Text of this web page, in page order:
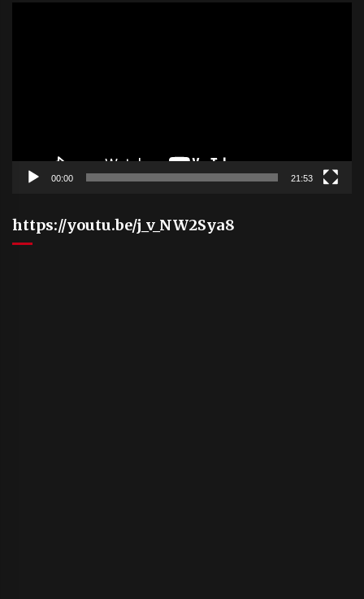
00:00 21:53
https://youtu.be/j_v_NW2Sya8